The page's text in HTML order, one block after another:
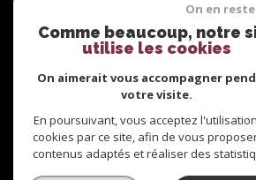
Nous
© 2026 | Tous droits réservés | Traduction
Nos honoraires
Plan du site Mentions
On en
Comme beaucoup, notre
utilise les cookies
On aimerait vous accompagner
votre visite.
En poursuivant, vous acceptez
cookies par ce site, afin de vous
contenus adaptés et réaliser des